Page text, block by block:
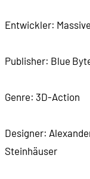
01:35:36
Entwickler:
Publisher: Blue
Genre: 3D-Action
Designer:
Steinhäuser